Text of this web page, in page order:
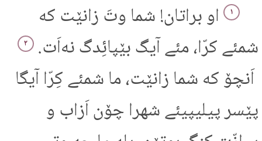
۱ او براتان! شما وتَ زانێت که
شمئے کرّا، مئے آیگ بێپائِدگ نه‌اَت.
۲
اَنچۆ که شما زانێت، ما شمئے کِرّا آیگا
پێسر پیلیپیئے شهرا چۆن اَزاب و